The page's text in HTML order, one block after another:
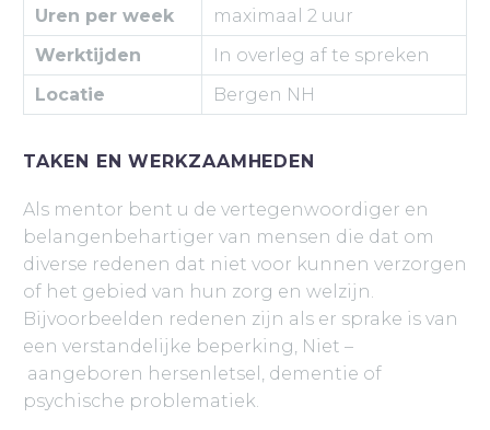
Uren per week
maximaal 2 uur
Werktijden
In overleg af te spreken
Locatie
Bergen NH
TAKEN EN WERKZAAMHEDEN
Als mentor bent u de vertegenwoordiger en
belangenbehartiger van mensen die dat om
diverse redenen dat niet voor kunnen verzorgen
of het gebied van hun zorg en welzijn.
Bijvoorbeelden redenen zijn als er sprake is van
een verstandelijke beperking, Niet –
aangeboren hersenletsel, dementie of
psychische problematiek.